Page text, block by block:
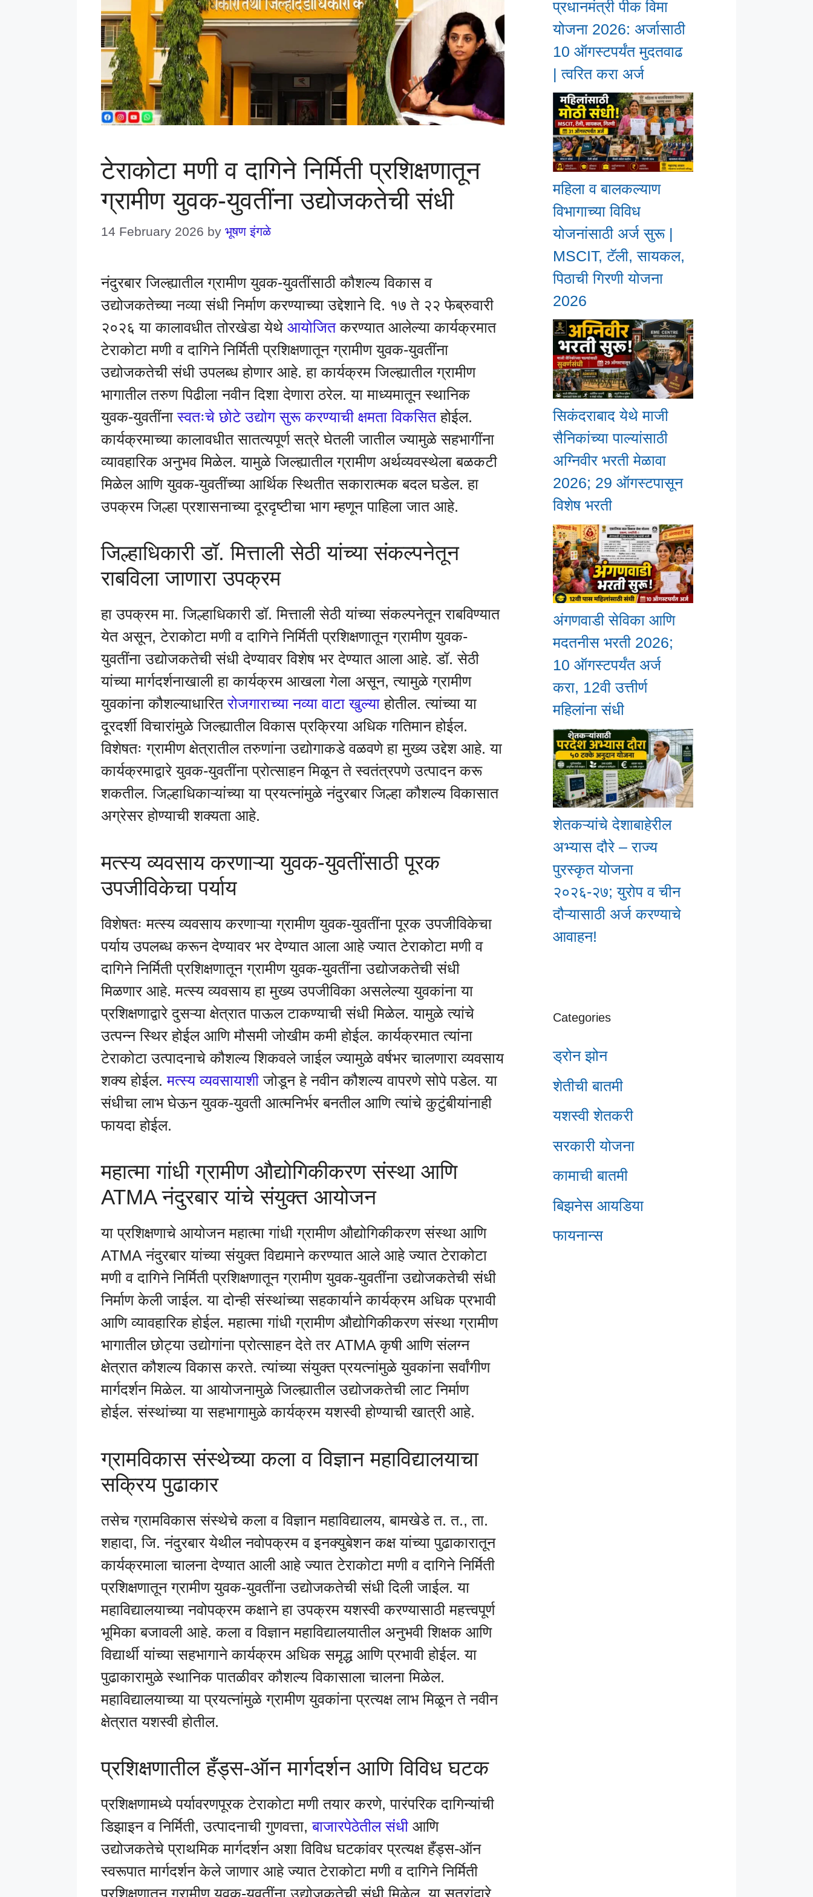
टेराकोटा मणी व दागिने निर्मिती प्रशिक्षणातून
ग्रामीण युवक-युवतींना उद्योजकतेची संधी
14 February 2026 by भूषण इंगळे
नंदुरबार जिल्ह्यातील ग्रामीण युवक-युवतींसाठी कौशल्य विकास व
उद्योजकतेच्या नव्या संधी निर्माण करण्याच्या उद्देशाने दि. १७ ते २२ फेब्रुवारी
२०२६ या कालावधीत तोरखेडा येथे आयोजितकरण्यात आलेल्या कार्यक्रमात
टेराकोटा मणी व दागिने निर्मिती प्रशिक्षणातून ग्रामीण युवक-युवतींना
उद्योजकतेची संधी उपलब्ध होणार आहे. हा कार्यक्रम जिल्ह्यातील ग्रामीण
भागातील तरुण पिढीला नवीन दिशा देणारा ठरेल. या माध्यमातून स्थानिक
युवक-युवतींनास्वतःचे छोटे उद्योग सुरू करण्याची क्षमता विकसितहोईल.
कार्यक्रमाच्या कालावधीत सातत्यपूर्ण सत्रे घेतली जातील ज्यामुळे सहभागींना
व्यावहारिक अनुभव मिळेल. यामुळे जिल्ह्यातील ग्रामीण अर्थव्यवस्थेला बळकटी
मिळेल आणि युवक-युवतींच्या आर्थिक स्थितीत सकारात्मक बदल घडेल. हा
उपक्रम जिल्हा प्रशासनाच्या दूरदृष्टीचा भाग म्हणून पाहिला जात आहे.
जिल्हाधिकारी डॉ. मित्ताली सेठी यांच्या संकल्पनेतून
राबविला जाणारा उपक्रम
हा उपक्रम मा. जिल्हाधिकारी डॉ. मित्ताली सेठी यांच्या संकल्पनेतून राबविण्यात
येत असून, टेराकोटा मणी व दागिने निर्मिती प्रशिक्षणातून ग्रामीण युवक-
युवतींना उद्योजकतेची संधी देण्यावर विशेष भर देण्यात आला आहे. डॉ. सेठी
यांच्या मार्गदर्शनाखाली हा कार्यक्रम आखला गेला असून, त्यामुळे ग्रामीण
युवकांना कौशल्याधारितरोजगाराच्या नव्या वाटा खुल्या होतील. त्यांच्या या
दूरदर्शी विचारांमुळे जिल्ह्यातील विकास प्रक्रिया अधिक गतिमान होईल.
विशेषतः ग्रामीण क्षेत्रातील तरुणांना उद्योगाकडे वळवणे हा मुख्य उद्देश आहे. या
कार्यक्रमाद्वारे युवक-युवतींना प्रोत्साहन मिळून ते स्वतंत्रपणे उत्पादन करू
शकतील. जिल्हाधिकाऱ्यांच्या या प्रयत्नांमुळे नंदुरबार जिल्हा कौशल्य विकासात
अग्रेसर होण्याची शक्यता आहे.
मत्स्य व्यवसाय करणाऱ्या युवक-युवतींसाठी पूरक
उपजीविकेचा पर्याय
विशेषतः मत्स्य व्यवसाय करणाऱ्या ग्रामीण युवक-युवतींना पूरक उपजीविकेचा
पर्याय उपलब्ध करून देण्यावर भर देण्यात आला आहे ज्यात टेराकोटा मणी व
दागिने निर्मिती प्रशिक्षणातून ग्रामीण युवक-युवतींना उद्योजकतेची संधी
मिळणार आहे. मत्स्य व्यवसाय हा मुख्य उपजीविका असलेल्या युवकांना या
प्रशिक्षणाद्वारे दुसऱ्या क्षेत्रात पाऊल टाकण्याची संधी मिळेल. यामुळे त्यांचे
उत्पन्न स्थिर होईल आणि मौसमी जोखीम कमी होईल. कार्यक्रमात त्यांना
टेराकोटा उत्पादनाचे कौशल्य शिकवले जाईल ज्यामुळे वर्षभर चालणारा व्यवसाय
शक्य होईल.मत्स्य व्यवसायाशी जोडून हे नवीन कौशल्य वापरणे सोपे पडेल. या
संधीचा लाभ घेऊन युवक-युवती आत्मनिर्भर बनतील आणि त्यांचे कुटुंबीयांनाही
फायदा होईल.
महात्मा गांधी ग्रामीण औद्योगिकीकरण संस्था आणि
ATMA नंदुरबार यांचे संयुक्त आयोजन
या प्रशिक्षणाचे आयोजन महात्मा गांधी ग्रामीण औद्योगिकीकरण संस्था आणि
ATMA नंदुरबार यांच्या संयुक्त विद्यमाने करण्यात आले आहे ज्यात टेराकोटा
मणी व दागिने निर्मिती प्रशिक्षणातून ग्रामीण युवक-युवतींना उद्योजकतेची संधी
निर्माण केली जाईल. या दोन्ही संस्थांच्या सहकार्याने कार्यक्रम अधिक प्रभावी
आणि व्यावहारिक होईल. महात्मा गांधी ग्रामीण औद्योगिकीकरण संस्था ग्रामीण
भागातील छोट्या उद्योगांना प्रोत्साहन देते तर ATMA कृषी आणि संलग्न
क्षेत्रात कौशल्य विकास करते. त्यांच्या संयुक्त प्रयत्नांमुळे युवकांना सर्वांगीण
मार्गदर्शन मिळेल. या आयोजनामुळे जिल्ह्यातील उद्योजकतेची लाट निर्माण
होईल. संस्थांच्या या सहभागामुळे कार्यक्रम यशस्वी होण्याची खात्री आहे.
ग्रामविकास संस्थेच्या कला व विज्ञान महाविद्यालयाचा
सक्रिय पुढाकार
तसेच ग्रामविकास संस्थेचे कला व विज्ञान महाविद्यालय, बामखेडे त. त., ता.
शहादा, जि. नंदुरबार येथील नवोपक्रम व इनक्युबेशन कक्ष यांच्या पुढाकारातून
कार्यक्रमाला चालना देण्यात आली आहे ज्यात टेराकोटा मणी व दागिने निर्मिती
प्रशिक्षणातून ग्रामीण युवक-युवतींना उद्योजकतेची संधी दिली जाईल. या
महाविद्यालयाच्या नवोपक्रम कक्षाने हा उपक्रम यशस्वी करण्यासाठी महत्त्वपूर्ण
भूमिका बजावली आहे. कला व विज्ञान महाविद्यालयातील अनुभवी शिक्षक आणि
विद्यार्थी यांच्या सहभागाने कार्यक्रम अधिक समृद्ध आणि प्रभावी होईल. या
पुढाकारामुळे स्थानिक पातळीवर कौशल्य विकासाला चालना मिळेल.
महाविद्यालयाच्या या प्रयत्नांमुळे ग्रामीण युवकांना प्रत्यक्ष लाभ मिळून ते नवीन
क्षेत्रात यशस्वी होतील.
प्रशिक्षणातील हँड्स-ऑन मार्गदर्शन आणि विविध घटक
प्रशिक्षणामध्ये पर्यावरणपूरक टेराकोटा मणी तयार करणे, पारंपरिक दागिन्यांची
डिझाइन व निर्मिती, उत्पादनाची गुणवत्ता,बाजारपेठेतील संधी आणि
उद्योजकतेचे प्राथमिक मार्गदर्शन अशा विविध घटकांवर प्रत्यक्ष हँड्स-ऑन
स्वरूपात मार्गदर्शन केले जाणार आहे ज्यात टेराकोटा मणी व दागिने निर्मिती
प्रशिक्षणातून ग्रामीण युवक-युवतींना उद्योजकतेची संधी मिळेल. या सत्रांद्वारे
प्रधानमंत्री पीक विमा
योजना 2026: अर्जासाठी
10 ऑगस्टपर्यंत मुदतवाढ
| त्वरित करा अर्ज
महिला व बालकल्याण
विभागाच्या विविध
योजनांसाठी अर्ज सुरू |
MSCIT, टॅली, सायकल,
पिठाची गिरणी योजना
2026
सिकंदराबाद येथे माजी
सैनिकांच्या पाल्यांसाठी
अग्निवीर भरती मेळावा
2026; 29 ऑगस्टपासून
विशेष भरती
अंगणवाडी सेविका आणि
मदतनीस भरती 2026;
10 ऑगस्टपर्यंत अर्ज
करा, 12वी उत्तीर्ण
महिलांना संधी
शेतकऱ्यांचे देशाबाहेरील
अभ्यास दौरे – राज्य
पुरस्कृत योजना
२०२६-२७; युरोप व चीन
दौऱ्यासाठी अर्ज करण्याचे
आवाहन!
Categories
ड्रोन झोन
शेतीची बातमी
यशस्वी शेतकरी
सरकारी योजना
कामाची बातमी
बिझनेस आयडिया
फायनान्स